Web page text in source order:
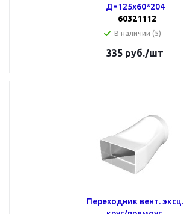
Д=125х60*204
60321112
В наличии (5)
335 руб./шт
Переходник вент. эксц.